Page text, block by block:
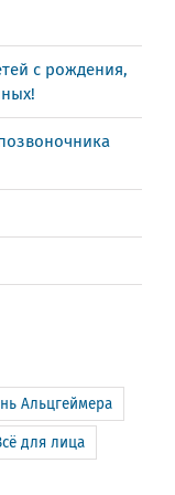
с рождения,
Альцгеймера
для лица